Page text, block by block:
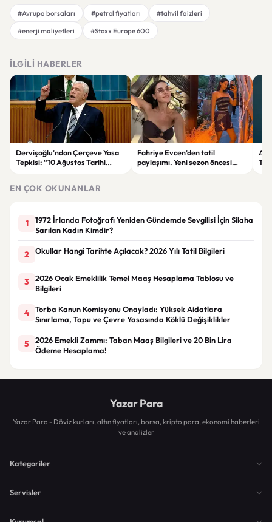
#Avrupa borsaları #petrol fiyatları
#tahvil faizleri
#enerji maliyetleri
#Stoxx Europe 600
İLGILI HABERLER
Dervişoğlu’ndan Çerçeve Yasa
Tepkisi: “10 Ağustos Tarihi
Fahriye Evcen’den tatil
paylaşımı. Yeni sezon öncesi
EN ÇOK OKUNANLAR
1
1972 İrlanda Fotoğrafı Yeniden Gündemde Sevgilisi İçin Silaha
Sarılan Kadın Kimdir?
2 Okullar Hangi Tarihte Açılacak? 2026 Yılı Tatil Bilgileri
3
2026 Ocak Emeklilik Temel Maaş Hesaplama Tablosu ve
Bilgileri
4
Torba Kanun Komisyonu Onayladı: Yüksek Aidatlara
Sınırlama, Tapu ve Çevre Yasasında Köklü Değişiklikler
5
2026 Emekli Zammı: Taban Maaş Bilgileri ve 20 Bin Lira
Ödeme Hesaplama!
Yazar Para
Yazar Para - Döviz kurları, altın fiyatları, borsa, kripto para, ekonomi haberleri
ve analizler
Kategoriler
Servisler